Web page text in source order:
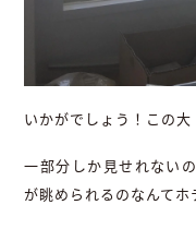
いかがでしょう！この大
一部分しか見せれない
が眺められるのなんてホ